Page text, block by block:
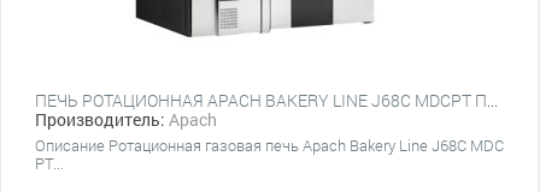
ПЕЧЬ РОТАЦИОННАЯ APACH BAKERY LINE J68С MDCPT ПЛАТФОРМА
Производитель: Apach
Описание Ротационная газовая печь Apach Bakery Line J68С MDC
PT...